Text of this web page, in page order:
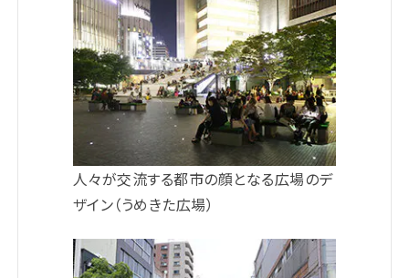
人々が交流する都市の顔となる広場のデ
ザイン（うめきた広場）